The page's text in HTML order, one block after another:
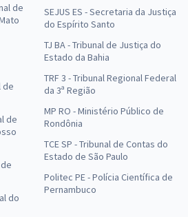
de
de
de
do
SEJUS ES - Secretaria da Justiça
do Espírito Santo
TJ BA - Tribunal de Justiça do
Estado da Bahia
TRF 3 - Tribunal Regional Federal
da 3ª Região
MP RO - Ministério Público de
Rondônia
TCE SP - Tribunal de Contas do
Estado de São Paulo
Politec PE - Polícia Científica de
Pernambuco